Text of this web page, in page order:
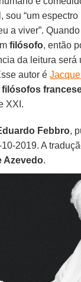
sou “um
a viver”.
filósofo, então
da leitura será
autor é
filósofos
XXI.
Febbro,
10-2019. A
Azevedo.